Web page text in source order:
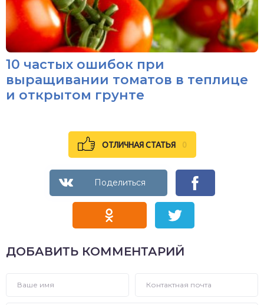
10 частых ошибок при
выращивании томатов в теплице
и открытом грунте
ОТЛИЧНАЯ СТАТЬЯ 0
ДОБАВИТЬ КОММЕНТАРИЙ